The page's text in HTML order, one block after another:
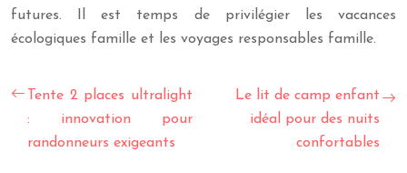
futures. Il est temps de privilégier les vacances
écologiques famille et les voyages responsables famille.
Tente 2 places ultralight
: innovation pour
randonneurs exigeants
Le lit de camp enfant
idéal pour des nuits
confortables